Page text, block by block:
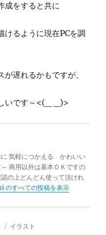
成をすると共に
けるように現在PCを調
遅れるかもですが、
いです～<(_ _)>
気軽につかえる かわいい
商用以外は基本ＯＫですの
の上どんどん使って頂けれ
のすべての投稿を表示
カ
イラスト